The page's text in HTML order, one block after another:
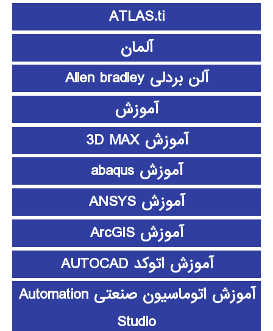
ATLAS.ti
آلمان
آلن بردلی Allen bradley
آموزش
آموزش 3D MAX
آموزش abaqus
آموزش ANSYS
آموزش ArcGIS
آموزش اتوکد AUTOCAD
آموزش اتوماسیون صنعتی Automation
Studio